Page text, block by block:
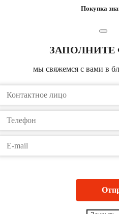
Покупка
мы свяжемся с вами в